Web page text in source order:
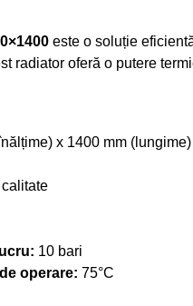
este o soluție
radiator oferă o putere
x 1400 mm (lungime)
10 bari
operare: 75°C